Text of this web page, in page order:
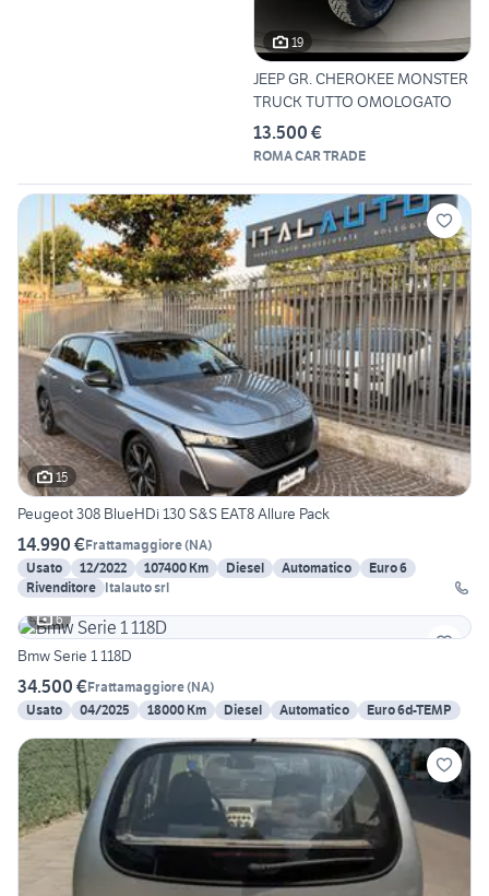
19
JEEP GR. CHEROKEE MONSTER
TRUCK TUTTO OMOLOGATO
13.500 €
ROMA CAR TRADE
15
Peugeot 308 BlueHDi 130 S&S EAT8 Allure Pack
14.990 €Frattamaggiore(NA)
Usato
12/2022 107400 Km Diesel Automatico
Euro 6
Rivenditore Italauto srl
6
Bmw Serie 1 118D
34.500 €Frattamaggiore(NA)
Usato
04/2025 18000 Km Diesel Automatico Euro 6d-TEMP